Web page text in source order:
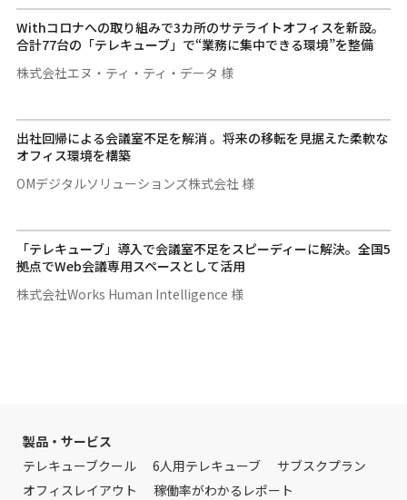
Withコロナへの取り組みで3カ所のサテライトオフィスを新設。
合計77台の「テレキューブ」で“業務に集中できる環境”を整備
株式会社エヌ・ティ・ティ・データ 様
出社回帰による会議室不足を解消 。将来の移転を見据えた柔軟な
オフィス環境を構築
OMデジタルソリューションズ株式会社 様
「テレキューブ」導入で会議室不足をスピーディーに解決。全国5
拠点でWeb会議専用スペースとして活用
株式会社Works Human Intelligence 様
製品・サービス
テレキューブクール
6人用テレキューブ
サブスクプラン
オフィスレイアウト
稼働率がわかるレポート